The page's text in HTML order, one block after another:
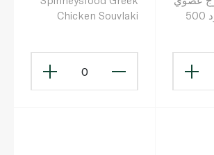
من سبينس فوود 500
Chicken Souvlaki
0